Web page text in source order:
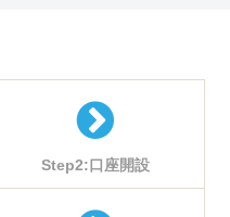
Step2:口座開設